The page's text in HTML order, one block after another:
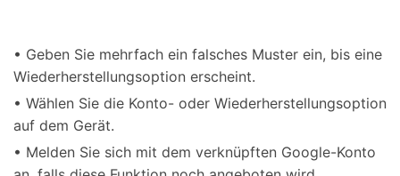
• Geben Sie mehrfach ein falsches Muster ein, bis eine
Wiederherstellungsoption erscheint.
• Wählen Sie die Konto- oder Wiederherstellungsoption
auf dem Gerät.
• Melden Sie sich mit dem verknüpften Google-Konto